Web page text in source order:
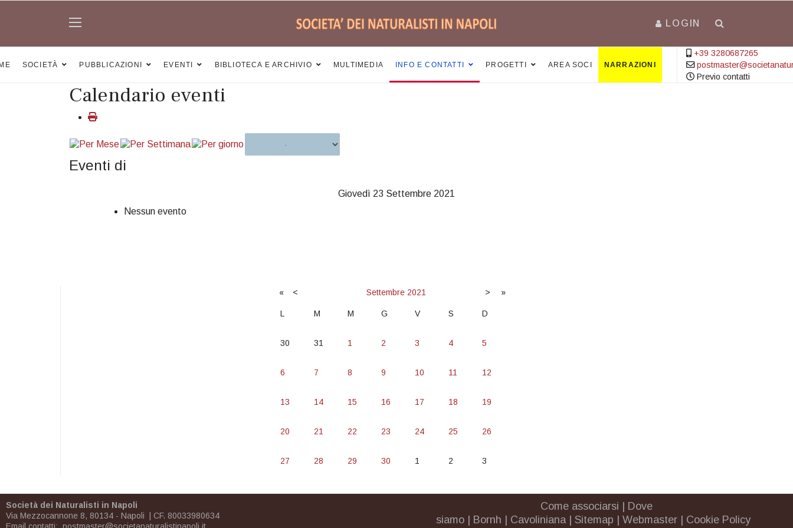
LOGIN
SOCIETÀ PUBBLICAZIONI EVENTI BIBLIOTECA E ARCHIVIO MULTIMEDIA INFO E CONTATTI PROGETTI AREA SOCI NARRAZIONI
+39 3280687265
Previo contatti
Calendario eventi
Eventi di
Giovedì 23 Settembre 2021
Nessun evento
« < Settembre 2021 > »
L M M G V S D
30 31 1 2 3 4 5
6 7 8 9 10 11 12
13 14 15 16 17 18 19
20 21 22 23 24 25 26
27 28 29 30 1 2 3
Società dei Naturalisti in Napoli
Via Mezzocannone 8, 80134 - Napoli | CF. 80033980634
Come associarsi
Dove
siamo
Bornh Cavoliniana| Sitemap Webmaster Cookie Policy